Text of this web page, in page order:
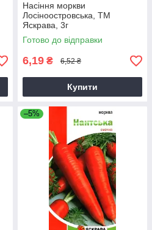
Насіння моркви
Лосiноостровська, ТМ
Яскрава, 3г
Готово до відправки
6,19 ₴ 6,52 ₴
Купити
–5%